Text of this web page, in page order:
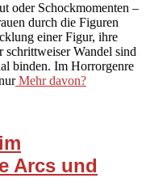
oder Schockmomenten –
durch die Figuren
einer Figur, ihre
Wandel sind
binden. Im Horrorgenre
Mehr davon?
Arcs und